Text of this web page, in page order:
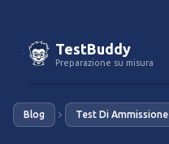
TestBuddy
Preparazione su misura
Blog Test Di Ammissione